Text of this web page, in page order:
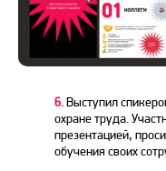
6.Выступил
охране труда.
презентацией,
обучения своих